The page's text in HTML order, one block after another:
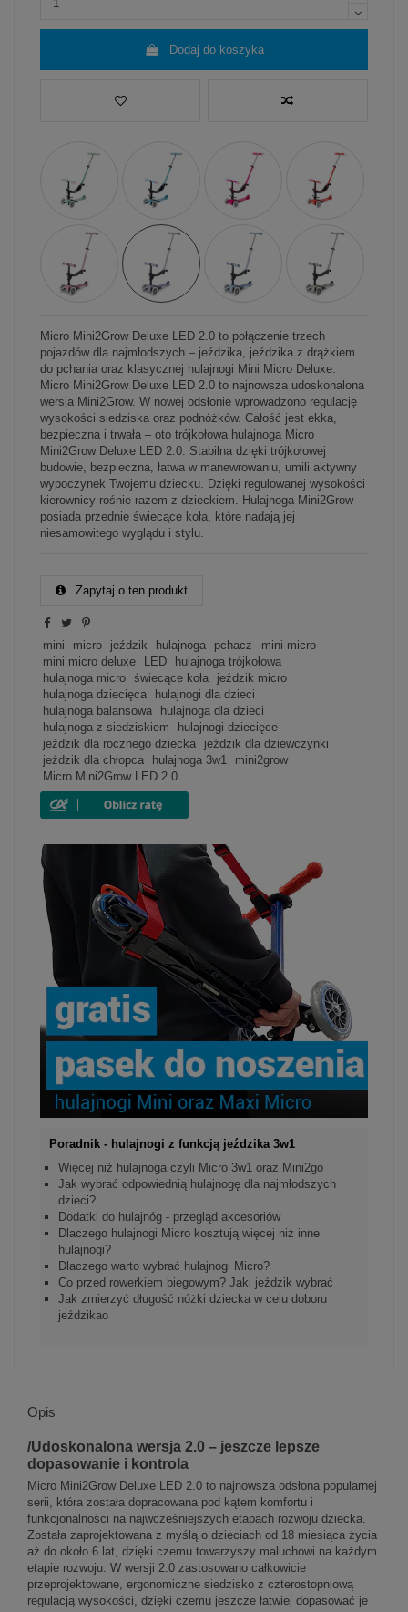
Dodaj do koszyka
Micro Mini2Grow Deluxe LED 2.0 to połączenie trzech
pojazdów dla najmłodszych – jeździka, jeździka z drążkiem
do pchania oraz klasycznej hulajnogi Mini Micro Deluxe.
Micro Mini2Grow Deluxe LED 2.0 to najnowsza udoskonalona
wersja Mini2Grow. W nowej odsłonie wprowadzono regulację
wysokości siedziska oraz podnóżków. Całość jest ekka,
bezpieczna i trwała – oto trójkołowa hulajnoga Micro
Mini2Grow Deluxe LED 2.0. Stabilna dzięki trójkołowej
budowie, bezpieczna, łatwa w manewrowaniu, umili aktywny
wypoczynek Twojemu dziecku. Dzięki regulowanej wysokości
kierownicy rośnie razem z dzieckiem. Hulajnoga Mini2Grow
posiada przednie świecące koła, które nadają jej
niesamowitego wyglądu i stylu.
Zapytaj o ten produkt
mini micro jeździk hulajnoga pchacz
mini micro
mini micro deluxe
LED
hulajnoga trójkołowa
hulajnoga micro
świecące koła
jeździk micro
hulajnoga dziecięca
hulajnogi dla dzieci
hulajnoga balansowa
hulajnoga dla dzieci
hulajnoga z siedziskiem
hulajnogi dziecięce
jeździk dla rocznego dziecka
jeździk dla dziewczynki
jeździk dla chłopca
hulajnoga 3w1
mini2grow
Micro Mini2Grow LED 2.0
Poradnik - hulajnogi z funkcją jeździka 3w1
Więcej niż hulajnoga czyli Micro 3w1 oraz Mini2go
Jak wybrać odpowiednią hulajnogę dla najmłodszych
dzieci?
Dodatki do hulajnóg - przegląd akcesoriów
Dlaczego hulajnogi Micro kosztują więcej niż inne
hulajnogi?
Dlaczego warto wybrać hulajnogi Micro?
Co przed rowerkiem biegowym? Jaki jeździk wybrać
Jak zmierzyć długość nóżki dziecka w celu doboru
jeździkao
Opis
/Udoskonalona wersja 2.0 – jeszcze lepsze
dopasowanie i kontrola
Micro Mini2Grow Deluxe LED 2.0 to najnowsza odsłona popularnej
serii, która została dopracowana pod kątem komfortu i
funkcjonalności na najwcześniejszych etapach rozwoju dziecka.
Została zaprojektowana z myślą o dzieciach od 18 miesiąca życia
aż do około 6 lat, dzięki czemu towarzyszy maluchowi na każdym
etapie rozwoju. W wersji 2.0 zastosowano całkowicie
przeprojektowane, ergonomiczne siedzisko z czterostopniową
regulacją wysokości, dzięki czemu jeszcze łatwiej dopasować je